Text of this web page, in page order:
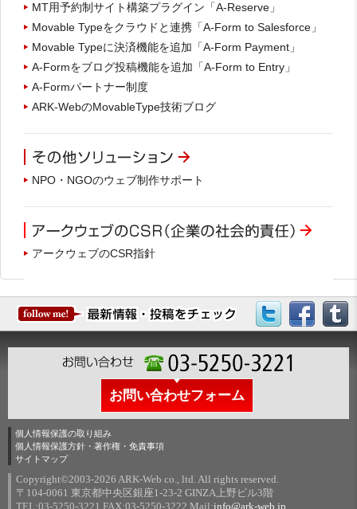
MT用予約制サイト構築プラグイン「A-Reserve」
Movable Typeをクラウドと連携「A-Form to Salesforce」
Movable Typeに決済機能を追加「A-Form Payment」
A-Formをブログ投稿機能を追加「A-Form to Entry」
A-Formパートナー制度
ARK-WebのMovableType技術ブログ
NPO・NGOのウェブ制作サポート
アークウェブのCSR指針
お問い合わせフォーム
個人情報保護の取り組み
個人情報保護方針・著作権・免責事項
サイトマップ
Copyright©2003-2026 ARK-Web co., ltd. All rights reserved.
〒104-0061 東京都中央区銀座1-23-2 GINZA上野ビル3階
TEL:03-5250-3221 FAX:03-5250-3222 Mail:info@ark-web.jp